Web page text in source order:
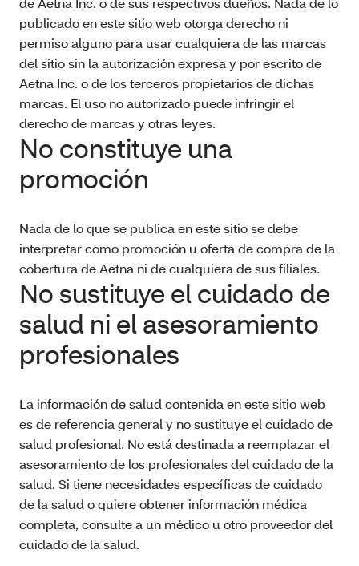
publicado en este sitio web otorga derecho ni
permiso alguno para usar cualquiera de las marcas
del sitio sin la autorización expresa y por escrito de
Aetna Inc. o de los terceros propietarios de dichas
marcas. El uso no autorizado puede infringir el
derecho de marcas y otras leyes.
No constituye una
promoción
Nada de lo que se publica en este sitio se debe
interpretar como promoción u oferta de compra de la
cobertura de Aetna ni de cualquiera de sus filiales.
No sustituye el cuidado de
salud ni el asesoramiento
profesionales
La información de salud contenida en este sitio web
es de referencia general y no sustituye el cuidado de
salud profesional. No está destinada a reemplazar el
asesoramiento de los profesionales del cuidado de la
salud. Si tiene necesidades específicas de cuidado
de la salud o quiere obtener información médica
completa, consulte a un médico u otro proveedor del
cuidado de la salud.